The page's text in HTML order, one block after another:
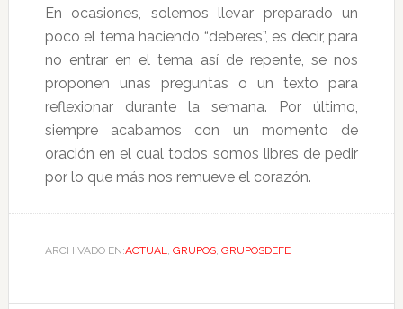
En ocasiones, solemos llevar preparado un
poco el tema haciendo “deberes”, es decir, para
no entrar en el tema así de repente, se nos
proponen unas preguntas o un texto para
reflexionar durante la semana. Por último,
siempre acabamos con un momento de
oración en el cual todos somos libres de pedir
por lo que más nos remueve el corazón.
ARCHIVADO EN:ACTUAL, GRUPOS, GRUPOSDEFE